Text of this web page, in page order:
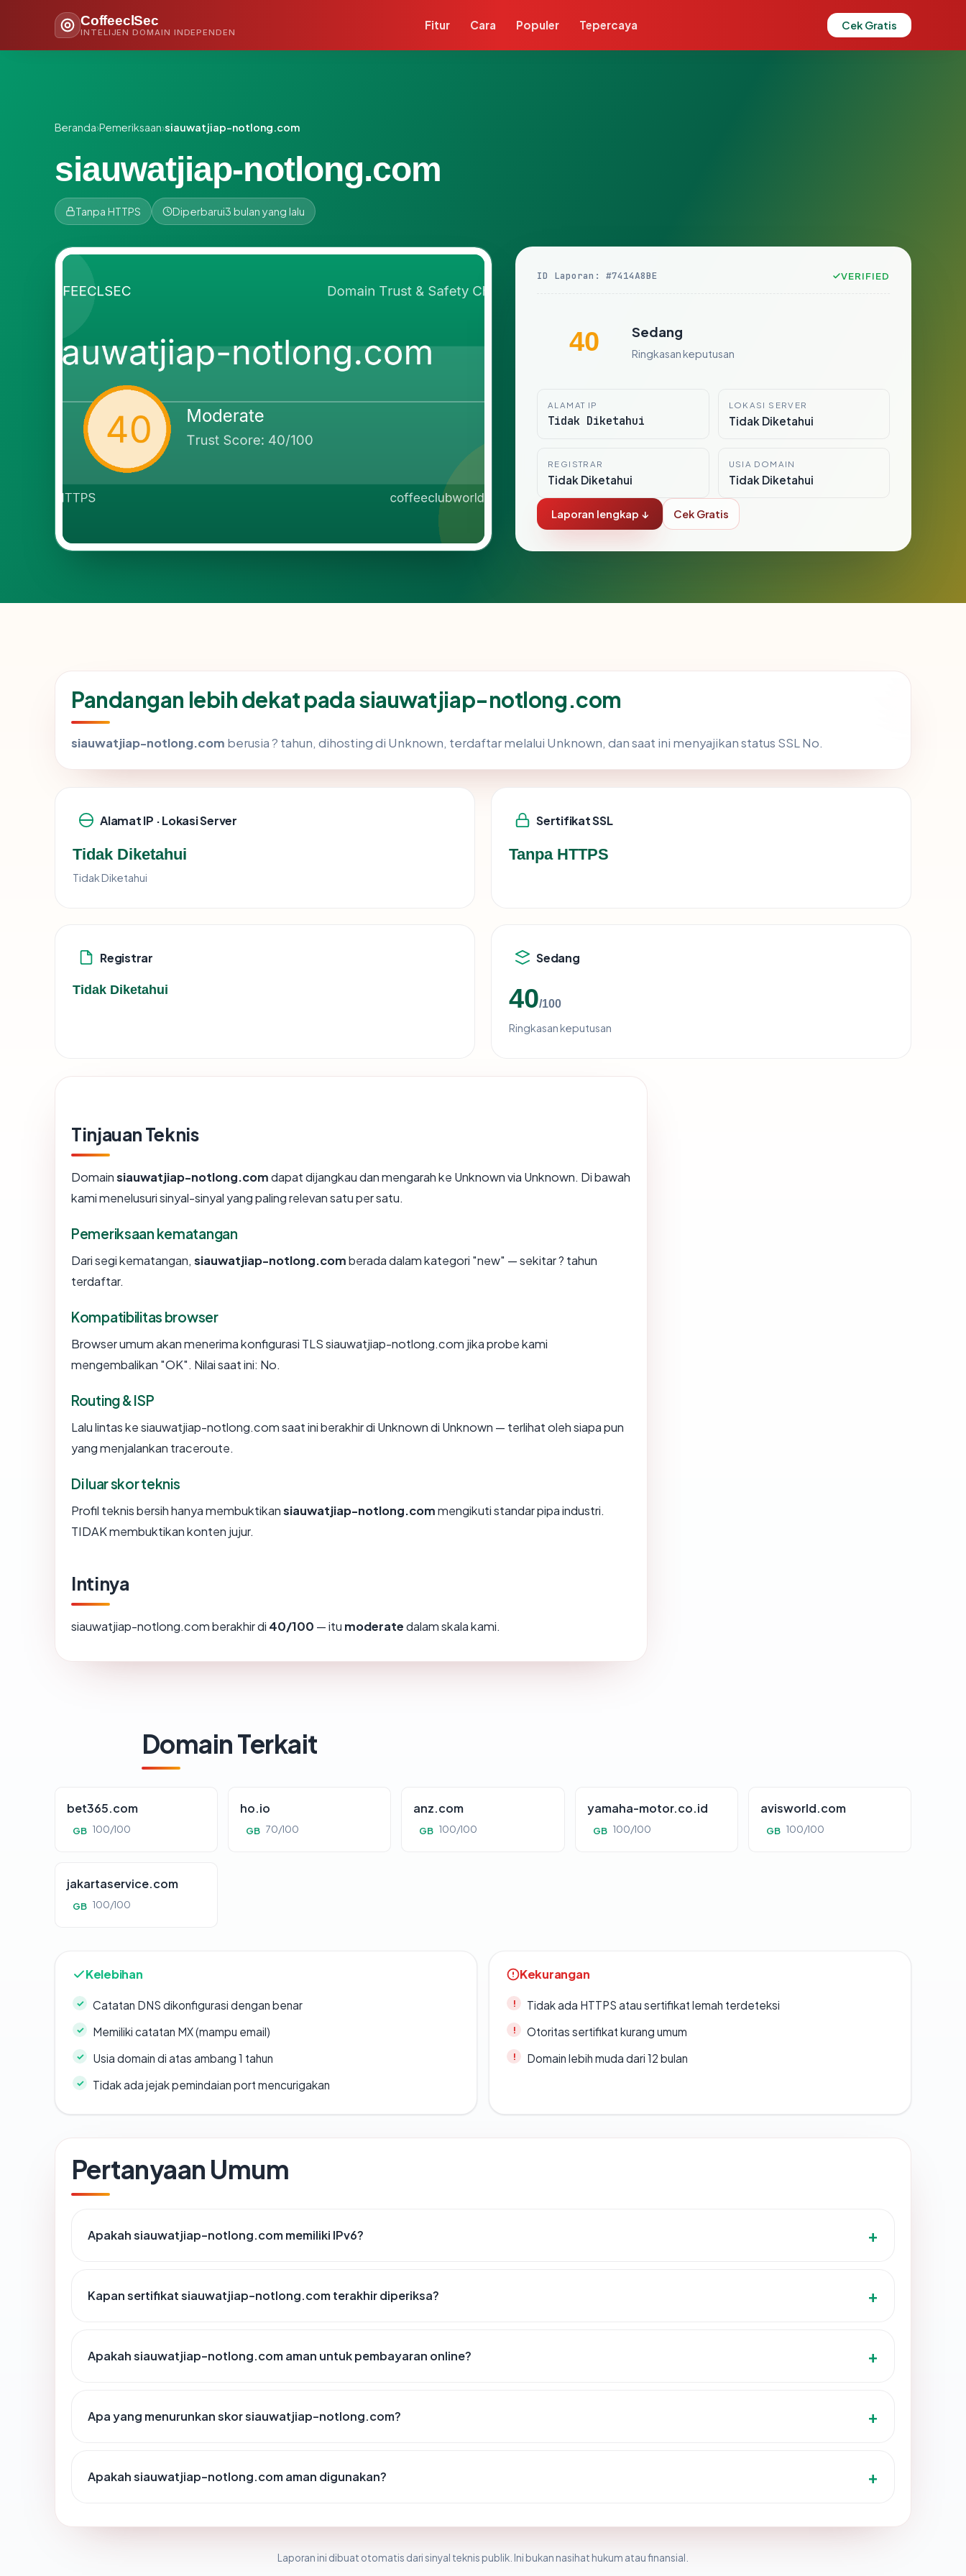
CoffeeclSec
INTELIJEN DOMAIN INDEPENDEN
Fitur Cara Populer Tepercaya Cek Gratis
Beranda›Pemeriksaan›siauwatjiap-notlong.com
siauwatjiap-notlong.com
Tanpa HTTPS Diperbarui3 bulan yang lalu
ID Laporan: #7414A8BE VERIFIED
40 Sedang
Ringkasan keputusan
ALAMAT IP
Tidak Diketahui
LOKASI SERVER
Tidak Diketahui
REGISTRAR
Tidak Diketahui
USIA DOMAIN
Tidak Diketahui
Laporan lengkap ↓ Cek Gratis
Pandangan lebih dekat pada siauwatjiap-notlong.com
siauwatjiap-notlong.com berusia ? tahun, dihosting di Unknown, terdaftar melalui Unknown, dan saat ini menyajikan status SSL No.
Alamat IP · Lokasi Server
Tidak Diketahui
Tidak Diketahui
Sertifikat SSL
Tanpa HTTPS
Registrar
Tidak Diketahui
Sedang
40/100
Ringkasan keputusan
Tinjauan Teknis
Domainsiauwatjiap-notlong.comdapat dijangkau dan mengarah ke Unknown via Unknown. Di bawah
kami menelusuri sinyal-sinyal yang paling relevan satu per satu.
Pemeriksaan kematangan
Dari segi kematangan, siauwatjiap-notlong.comberada dalam kategori "new" — sekitar ? tahun
terdaftar.
Kompatibilitas browser
Browser umum akan menerima konfigurasi TLS siauwatjiap-notlong.com jika probe kami
mengembalikan "OK". Nilai saat ini: No.
Routing & ISP
Lalu lintas ke siauwatjiap-notlong.com saat ini berakhir di Unknown di Unknown — terlihat oleh siapa pun
yang menjalankan traceroute.
Di luar skor teknis
Profil teknis bersih hanya membuktikansiauwatjiap-notlong.commengikuti standar pipa industri.
TIDAK membuktikan konten jujur.
Intinya
siauwatjiap-notlong.com berakhir di 40/100 — itu moderatedalam skala kami.
Domain Terkait
bet365.com
GB 100/100
ho.io
GB 70/100
anz.com
GB 100/100
yamaha-motor.co.id
GB 100/100
avisworld.com
GB 100/100
jakartaservice.com
GB 100/100
Kelebihan
Catatan DNS dikonfigurasi dengan benar
Memiliki catatan MX (mampu email)
Usia domain di atas ambang 1 tahun
Tidak ada jejak pemindaian port mencurigakan
Kekurangan
Tidak ada HTTPS atau sertifikat lemah terdeteksi
Otoritas sertifikat kurang umum
Domain lebih muda dari 12 bulan
Pertanyaan Umum
Apakah siauwatjiap-notlong.com memiliki IPv6?
Kapan sertifikat siauwatjiap-notlong.com terakhir diperiksa?
Apakah siauwatjiap-notlong.com aman untuk pembayaran online?
Apa yang menurunkan skor siauwatjiap-notlong.com?
Apakah siauwatjiap-notlong.com aman digunakan?
Laporan ini dibuat otomatis dari sinyal teknis publik. Ini bukan nasihat hukum atau finansial.